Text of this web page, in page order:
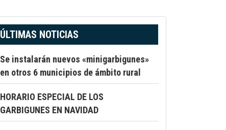
ÚLTIMAS NOTICIAS
Se instalarán nuevos «minigarbigunes»
en otros 6 municipios de ámbito rural
HORARIO ESPECIAL DE LOS
GARBIGUNES EN NAVIDAD